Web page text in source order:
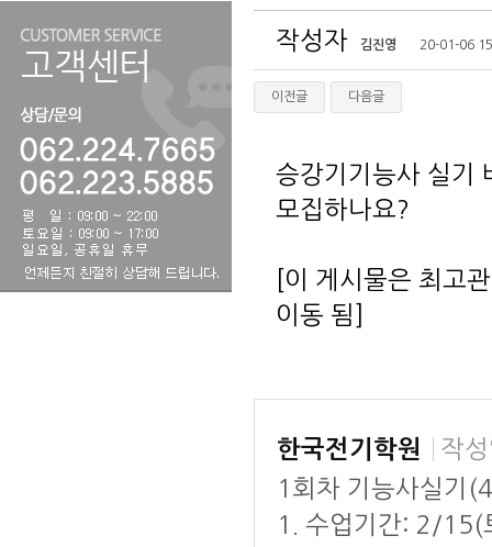
작성자 김진영 20-01-06
이전글 다음글
승강기기능사 실기
모집하나요?
[이 게시물은 최고
이동 됨]
한국전기학원
작
1회차 기능사실기
1. 수업기간: 2/